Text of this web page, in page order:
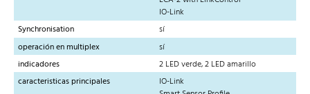
IO-Link
Synchronisation
sí
operación en multiplex
sí
indicadores
2 LED verde, 2 LED amarillo
caracteristicas principales
IO-Link